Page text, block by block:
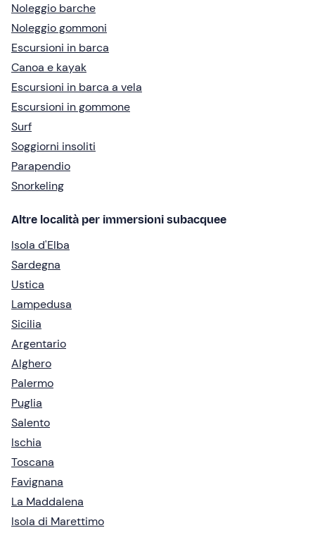
Noleggio barche
Noleggio gommoni
Escursioni in barca
Canoa e kayak
Escursioni in barca a vela
Escursioni in gommone
Surf
Soggiorni insoliti
Parapendio
Snorkeling
Altre località per immersioni subacquee
Isola d'Elba
Sardegna
Ustica
Lampedusa
Sicilia
Argentario
Alghero
Palermo
Puglia
Salento
Ischia
Toscana
Favignana
La Maddalena
Isola di Marettimo